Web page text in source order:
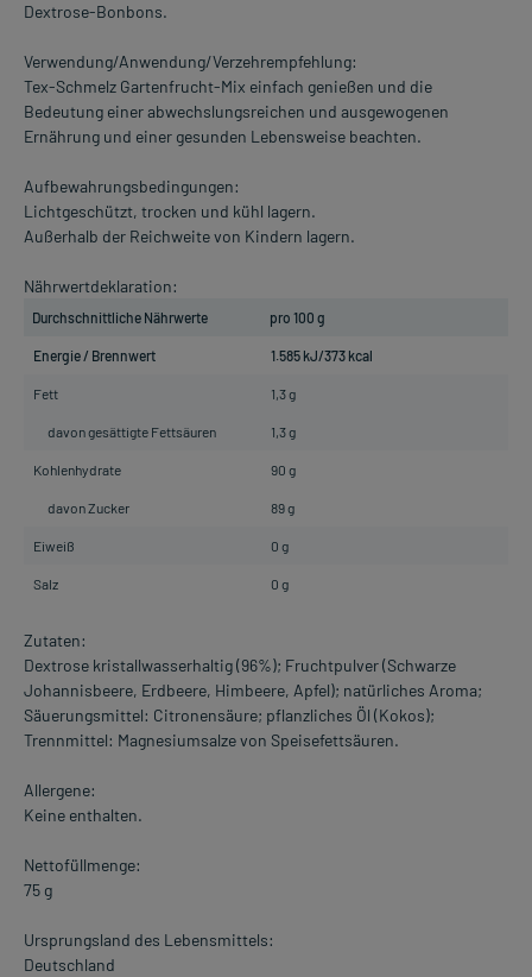
Dextrose-Bonbons.
Verwendung/Anwendung/Verzehrempfehlung:
Tex-Schmelz Gartenfrucht-Mix einfach genießen und die
Bedeutung einer abwechslungsreichen und ausgewogenen
Ernährung und einer gesunden Lebensweise beachten.
Aufbewahrungsbedingungen:
Lichtgeschützt, trocken und kühl lagern.
Außerhalb der Reichweite von Kindern lagern.
Nährwertdeklaration:
Durchschnittliche Nährwerte pro 100 g
Energie / Brennwert 1.585 kJ/373 kcal
Fett 1,3 g
davon gesättigte Fettsäuren 1,3 g
Kohlenhydrate 90 g
davon Zucker 89 g
Eiweiß 0 g
Salz 0 g
Zutaten:
Dextrose kristallwasserhaltig (96%); Fruchtpulver (Schwarze
Johannisbeere, Erdbeere, Himbeere, Apfel); natürliches Aroma;
Säuerungsmittel: Citronensäure; pflanzliches Öl (Kokos);
Trennmittel: Magnesiumsalze von Speisefettsäuren.
Allergene:
Keine enthalten.
Nettofüllmenge:
75 g
Ursprungsland des Lebensmittels:
Deutschland